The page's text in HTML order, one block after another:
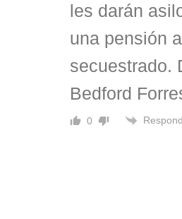
les darán
una pensión
secuestrado.
Bedford
0